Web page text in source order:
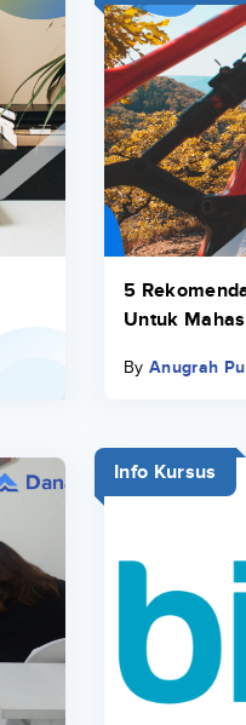
5
Untuk
By Anugrah
Info Kursus